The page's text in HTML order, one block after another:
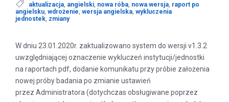
aktualizacja angielski nowa róba nowa wersja raport po
angielsku wdrożenie wersja angielska wykluczenia
jednostek zmiany
W dniu 23.01.2020r. zaktualizowano system do wersji v1.3.2
uwzględniającej oznaczenie wykluczeń instytucji/jednostki
na raportach pdf, dodanie komunikatu przy próbie założenia
nowej próby badania po zmianie ustawień
przez Administratora (dotychczas obsługiwane poprzez